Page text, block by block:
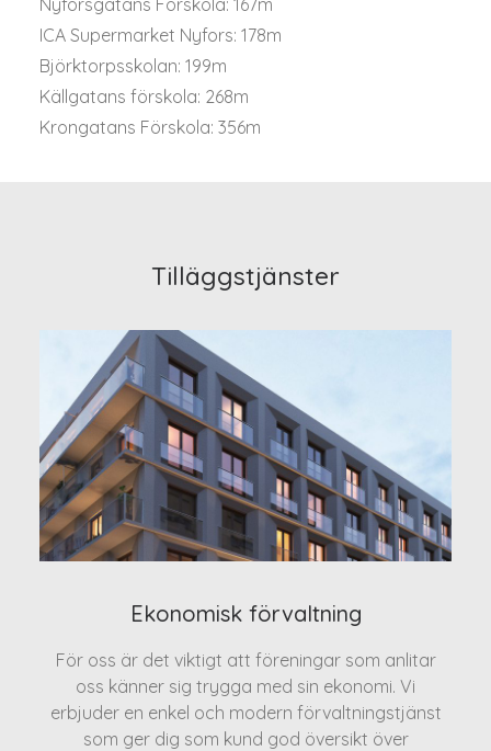
Nyforsgatans Förskola: 167m
ICA Supermarket Nyfors: 178m
Björktorpsskolan: 199m
Källgatans förskola: 268m
Krongatans Förskola: 356m
Tilläggstjänster
Ekonomisk förvaltning
För oss är det viktigt att föreningar som anlitar
oss känner sig trygga med sin ekonomi. Vi
erbjuder en enkel och modern förvaltningstjänst
som ger dig som kund god översikt över